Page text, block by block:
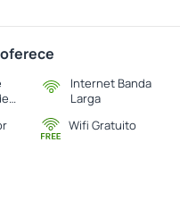
Internet Banda
Larga
Wifi Gratuito